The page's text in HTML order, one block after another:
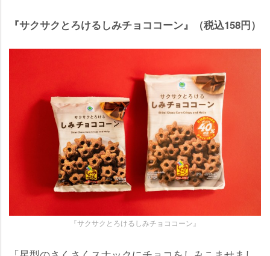
『サクサクとろけるしみチョココーン』（税込158円）
『サクサクとろけるしみチョココーン』